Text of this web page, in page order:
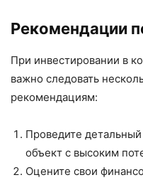
Рекомендации
При инвестировании в
важно следовать
рекомендациям:
Проведите
объект с высоким
Оцените свои